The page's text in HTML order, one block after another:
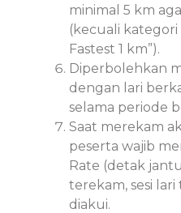
minimal 5 km
(kecuali
Fastest 1 km”).
Diperbolehkan
dengan lari
selama periode
Saat merekam
peserta wajib
Rate (detak
terekam, sesi
diakui.